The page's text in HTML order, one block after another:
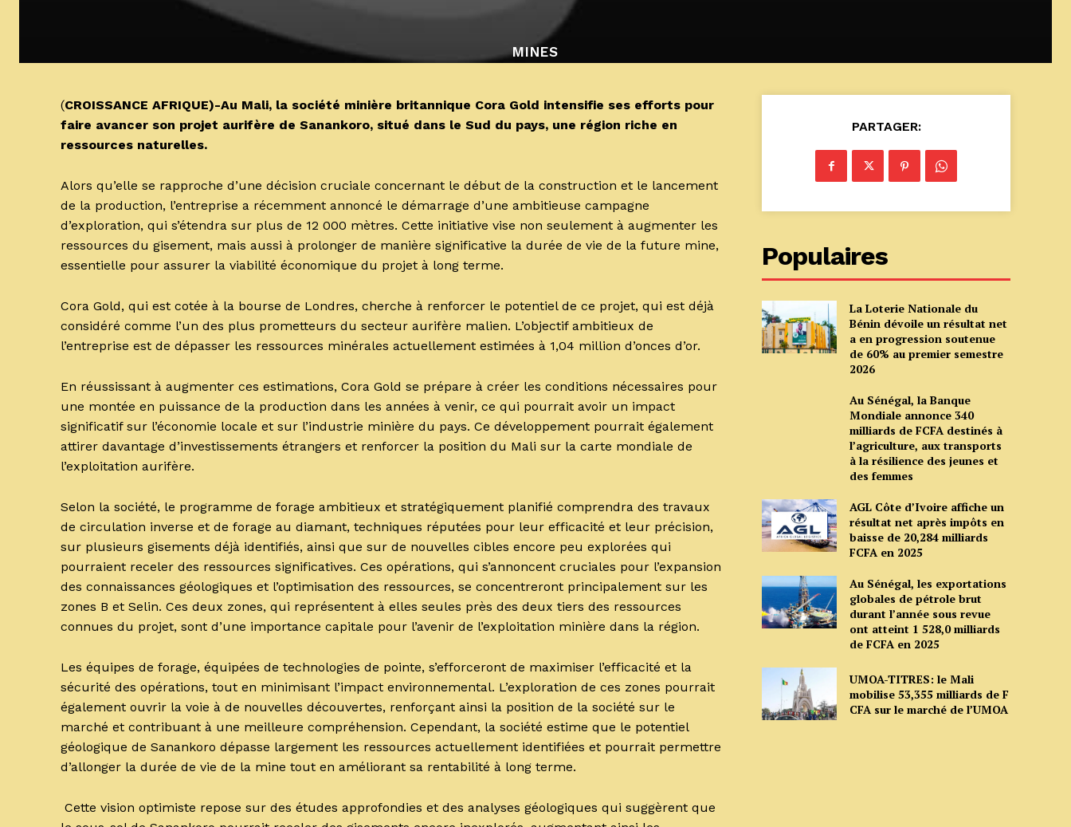
MINES
(CROISSANCE AFRIQUE)-Au Mali, la société minière britannique Cora Gold intensifie ses efforts pour
faire avancer son projet aurifère de Sanankoro, situé dans le Sud du pays, une région riche en
ressources naturelles.
Alors qu’elle se rapproche d’une décision cruciale concernant le début de la construction et le lancement
de la production, l’entreprise a récemment annoncé le démarrage d’une ambitieuse campagne
d’exploration, qui s’étendra sur plus de 12 000 mètres. Cette initiative vise non seulement à augmenter les
ressources du gisement, mais aussi à prolonger de manière significative la durée de vie de la future mine,
essentielle pour assurer la viabilité économique du projet à long terme.
Cora Gold, qui est cotée à la bourse de Londres, cherche à renforcer le potentiel de ce projet, qui est déjà
considéré comme l’un des plus prometteurs du secteur aurifère malien. L’objectif ambitieux de
l’entreprise est de dépasser les ressources minérales actuellement estimées à 1,04 million d’onces d’or.
En réussissant à augmenter ces estimations, Cora Gold se prépare à créer les conditions nécessaires pour
une montée en puissance de la production dans les années à venir, ce qui pourrait avoir un impact
significatif sur l’économie locale et sur l’industrie minière du pays. Ce développement pourrait également
attirer davantage d’investissements étrangers et renforcer la position du Mali sur la carte mondiale de
l’exploitation aurifère.
Selon la société, le programme de forage ambitieux et stratégiquement planifié comprendra des travaux
de circulation inverse et de forage au diamant, techniques réputées pour leur efficacité et leur précision,
sur plusieurs gisements déjà identifiés, ainsi que sur de nouvelles cibles encore peu explorées qui
pourraient receler des ressources significatives. Ces opérations, qui s’annoncent cruciales pour l’expansion
des connaissances géologiques et l’optimisation des ressources, se concentreront principalement sur les
zones B et Selin. Ces deux zones, qui représentent à elles seules près des deux tiers des ressources
connues du projet, sont d’une importance capitale pour l’avenir de l’exploitation minière dans la région.
Les équipes de forage, équipées de technologies de pointe, s’efforceront de maximiser l’efficacité et la
sécurité des opérations, tout en minimisant l’impact environnemental. L’exploration de ces zones pourrait
également ouvrir la voie à de nouvelles découvertes, renforçant ainsi la position de la société sur le
marché et contribuant à une meilleure compréhension. Cependant, la société estime que le potentiel
géologique de Sanankoro dépasse largement les ressources actuellement identifiées et pourrait permettre
d’allonger la durée de vie de la mine tout en améliorant sa rentabilité à long terme.
Cette vision optimiste repose sur des études approfondies et des analyses géologiques qui suggèrent que
PARTAGER:
Populaires
La Loterie Nationale du
Bénin dévoile un résultat net
a en progression soutenue
de 60% au premier semestre
2026
Au Sénégal, la Banque
Mondiale annonce 340
milliards de FCFA destinés à
l’agriculture, aux transports
à la résilience des jeunes et
des femmes
AGL Côte d’Ivoire affiche un
résultat net après impôts en
baisse de 20,284 milliards
FCFA en 2025
Au Sénégal, les exportations
globales de pétrole brut
durant l’année sous revue
ont atteint 1 528,0 milliards
de FCFA en 2025
UMOA-TITRES: le Mali
mobilise 53,355 milliards de F
CFA sur le marché de l’UMOA